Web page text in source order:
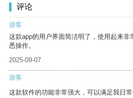
评论
游客
这款app的用户界面简洁明了，使用起来
悉操作。
2025-09-07
游客
这款软件的功能非常强大，可以满足我日常